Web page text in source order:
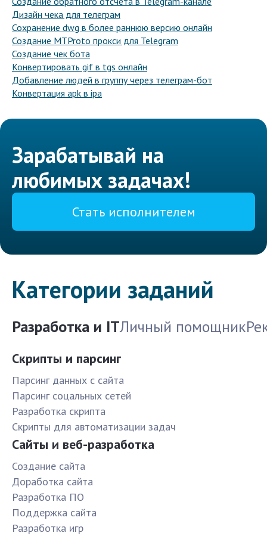
Дизайн чека для телеграм
Сохранение dwg в более раннюю версию онлайн
Создание MTProto прокси для Telegram
Создание чек бота
Конвертировать gif в tgs онлайн
Добавление людей в группу через телеграм-бот
Конвертация apk в ipa
Зарабатывай на
любимых задачах!
Стать исполнителем
Категории заданий
Разработка и ITЛичный помощник
Скрипты и парсинг
Парсинг данных с сайта
Парсинг соцальных сетей
Разработка скрипта
Скрипты для автоматизации задач
Сайты и веб-разработка
Создание сайта
Доработка сайта
Разработка ПО
Поддержка сайта
Разработка игр